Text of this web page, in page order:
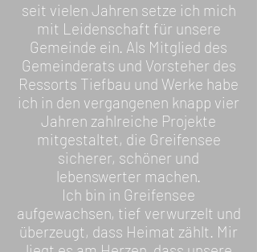
seit vielen Jahren setze ich mich
mit Leidenschaft für unsere
Gemeinde ein. Als Mitglied des
Gemeinderats und Vorsteher des
Ressorts Tiefbau und Werke habe
ich in den vergangenen knapp vier
Jahren zahlreiche Projekte
mitgestaltet, die Greifensee
sicherer, schöner und
lebenswerter machen.
Ich bin in Greifensee
aufgewachsen, tief verwurzelt und
überzeugt, dass Heimat zählt. Mir